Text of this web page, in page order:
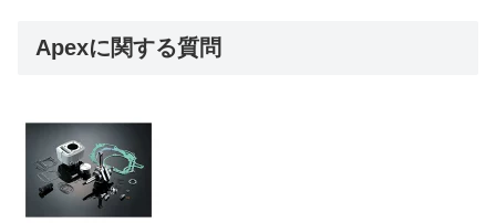
Apexに関する質問